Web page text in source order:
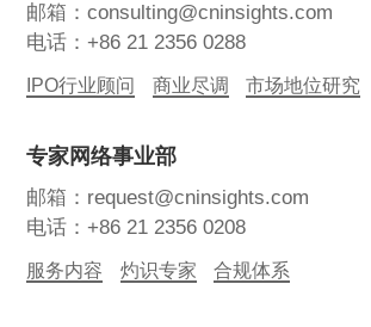
邮箱：consulting@cninsights.com
电话：+86 21 2356 0288
IPO行业顾问 商业尽调 市场地位研究
专家网络事业部
邮箱：request@cninsights.com
电话：+86 21 2356 0208
服务内容 灼识专家 合规体系